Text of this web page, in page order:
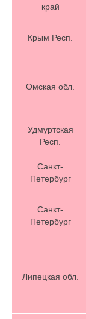
край
Крым Респ.
Омская обл.
Удмуртская
Респ.
Санкт-
Петербург
Санкт-
Петербург
Липецкая обл.